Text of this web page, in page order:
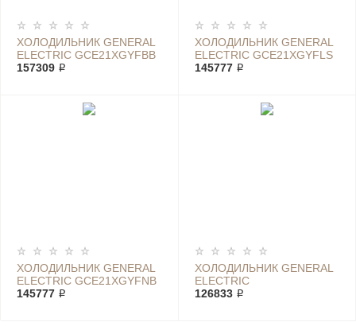
ХОЛОДИЛЬНИК GENERAL
ELECTRIC GCE21XGYFBB
157309 ₽
ХОЛОДИЛЬНИК GENERAL
ELECTRIC GCE21XGYFLS
145777 ₽
ХОЛОДИЛЬНИК GENERAL
ELECTRIC GCE21XGYFNB
145777 ₽
ХОЛОДИЛЬНИК GENERAL
ELECTRIC
GCE21XGYFWW
126833 ₽